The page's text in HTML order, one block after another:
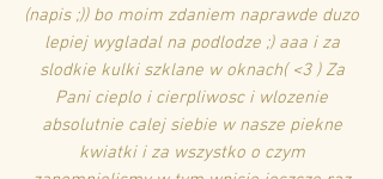
(napis ;)) bo moim zdaniem naprawde duzo
lepiej wygladal na podlodze ;) aaa i za
slodkie kulki szklane w oknach( <3 ) Za
Pani cieplo i cierpliwosc i wlozenie
absolutnie calej siebie w nasze piekne
kwiatki i za wszystko o czym